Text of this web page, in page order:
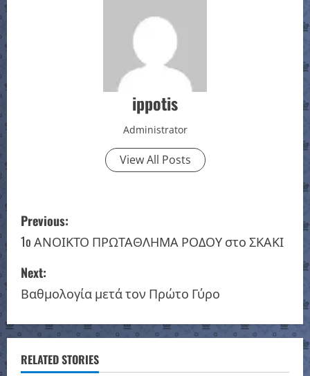
ippotis
Administrator
View All Posts
P
o
s
t
n
a
Previous:
1o ΑΝΟΙΚΤΟ ΠΡΩΤΑΘΛΗΜΑ ΡΟΔΟΥ στο ΣΚΑΚΙ
Next:
Βαθμολογία μετά τον Πρώτο Γύρο
RELATED STORIES